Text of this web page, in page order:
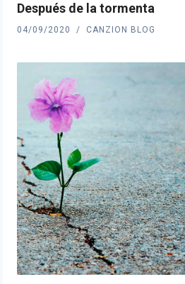
Después de la tormenta
04/09/2020 CANZION BLOG